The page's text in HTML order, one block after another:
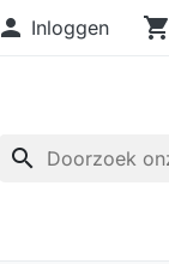
 Inloggen shopping_cart
search